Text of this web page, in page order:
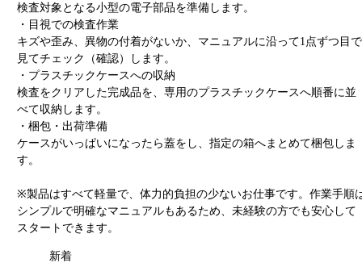
検査対象となる小型の電子部品を準備します。
・目視での検査作業
キズや歪み、異物の付着がないか、マニュアルに沿って1点ずつ目で
見てチェック（確認）します。
・プラスチックケースへの収納
検査をクリアした完成品を、専用のプラスチックケースへ順番に並
べて収納します。
・梱包・出荷準備
ケースがいっぱいになったら蓋をし、指定の箱へまとめて梱包しま
す。
※製品はすべて軽量で、体力的負担の少ないお仕事です。作業手順
シンプルで明確なマニュアルもあるため、未経験の方でも安心して
スタートできます。
新着